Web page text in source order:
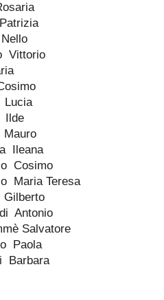
Vittorio
Ileana
Cosimo
Maria Teresa
Antonio
Salvatore
Paola